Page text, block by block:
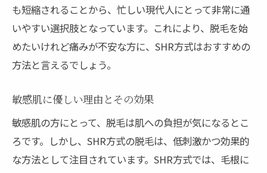
も短縮されることから、忙しい現代人にとって非常に通
いやすい選択肢となっています。これにより、脱毛を始
めたいけれど痛みが不安な方に、SHR方式はおすすめの
方法と言えるでしょう。
敏感肌に優しい理由とその効果
敏感肌の方にとって、脱毛は肌への負担が気になるとこ
ろです。しかし、SHR方式の脱毛は、低刺激かつ効果的
な方法として注目されています。SHR方式では、毛根に